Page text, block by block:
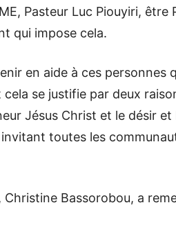
Pasteur Luc Piouyiri, être
qui impose cela.
en aide à ces personnes
se justifie par deux
Jésus Christ et le désir et
toutes les
Christine Bassorobou, a